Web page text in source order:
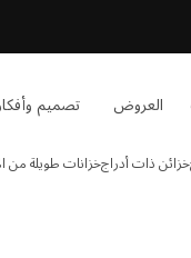
العروض تصميم
خزائن ذات أدراجخزانات طويلة من